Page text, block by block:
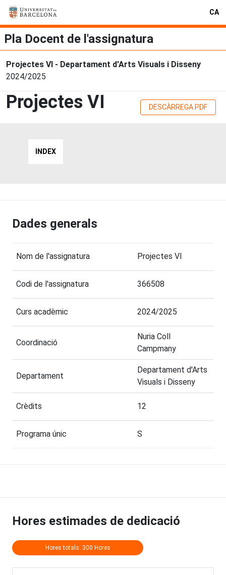
CA
Pla Docent de l'assignatura
Projectes VI - Departament d'Arts Visuals i Disseny
2024/2025
Projectes VI DESCÀRREGA PDF
INDEX
Dades generals
Nom de l'assignatura Projectes VI
Codi de l'assignatura 366508
Curs acadèmic 2024/2025
Coordinació
Nuria Coll
Campmany
Departament
Departament d'Arts
Visuals i Disseny
Crèdits 12
Programa únic S
Hores estimades de dedicació
Hores totals: 300 Hores